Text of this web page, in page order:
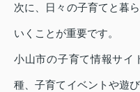
次に、日々の子育てと暮
いくことが重要です。
小山市の子育て情報サイ
種、子育てイベントや遊